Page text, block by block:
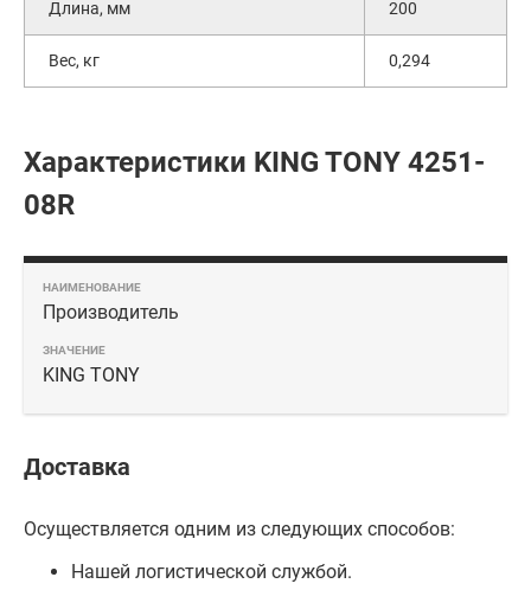
Длина, мм 200
Вес, кг 0,294
Характеристики KING TONY 4251-
08R
Производитель
KING TONY
Доставка
Осуществляется одним из следующих способов:
Нашей логистической службой.